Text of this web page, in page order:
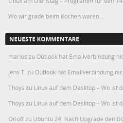
Wo wir grade beim Kochen waren…
NEUESTE KOMMENTARE
marius zu Outlook hat Emailverbindung
Jens T. zu Outlook hat Emailverbindung
Thoys zu Linux auf dem Desktop – Wo ist
Thoys zu Linux auf dem Desktop – Wo ist
Orloffzu Ubuntu 24: Nach Upgrade den